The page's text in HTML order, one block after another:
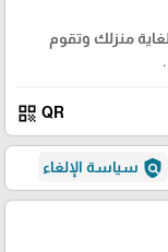
منزلك وتقوم
QR
qr_code
policy سياسة الإلغاء